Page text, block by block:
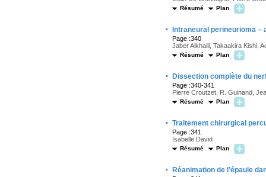
Résumé Plan
· Intraneural perineurioma
Page :340
Jaber Alkhaili, Takaakira Kishi,
Résumé Plan
· Dissection complète du
Page :340-341
Pierre Croutzet, R. Guinand,
Résumé Plan
· Traitement chirurgical
Page :341
Isabelle David
Résumé Plan
· Réanimation de l’épaule